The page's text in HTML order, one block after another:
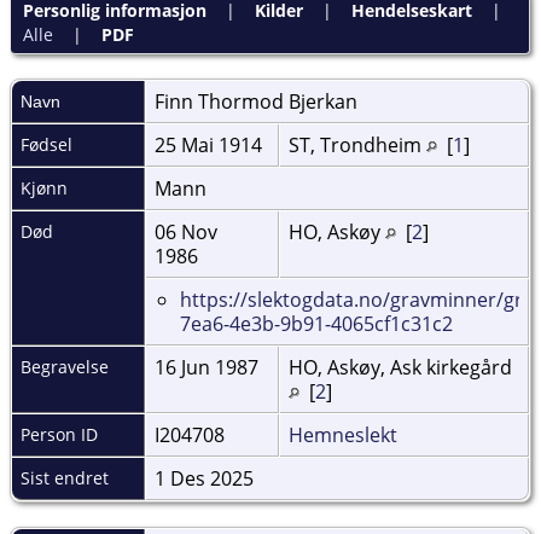
Personlig informasjon| Kilder| Hendelseskart|
Alle | PDF
Navn Finn Thormod Bjerkan
Fødsel 25 Mai 1914 ST, Trondheim [1]
Kjønn Mann
Død
06 Nov
1986
HO, Askøy [2]
https://slektogdata.no/gravminner/
7ea6-4e3b-9b91-4065cf1c31c2
Begravelse 16 Jun 1987
HO, Askøy, Ask kirkegård
[2]
Person ID I204708 Hemneslekt
Sist endret 1 Des 2025